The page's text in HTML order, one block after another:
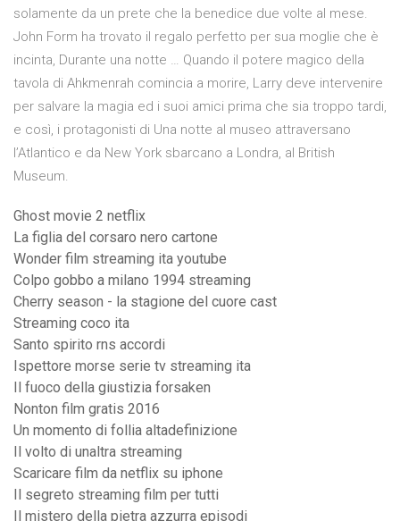
solamente da un prete che la benedice due volte al mese.
John Form ha trovato il regalo perfetto per sua moglie che è
incinta, Durante una notte … Quando il potere magico della
tavola di Ahkmenrah comincia a morire, Larry deve intervenire
per salvare la magia ed i suoi amici prima che sia troppo tardi,
e così, i protagonisti di Una notte al museo attraversano
l’Atlantico e da New York sbarcano a Londra, al British
Museum.
Ghost movie 2 netflix
La figlia del corsaro nero cartone
Wonder film streaming ita youtube
Colpo gobbo a milano 1994 streaming
Cherry season - la stagione del cuore cast
Streaming coco ita
Santo spirito rns accordi
Ispettore morse serie tv streaming ita
Il fuoco della giustizia forsaken
Nonton film gratis 2016
Un momento di follia altadefinizione
Il volto di unaltra streaming
Scaricare film da netflix su iphone
Il segreto streaming film per tutti
Il mistero della pietra azzurra episodi